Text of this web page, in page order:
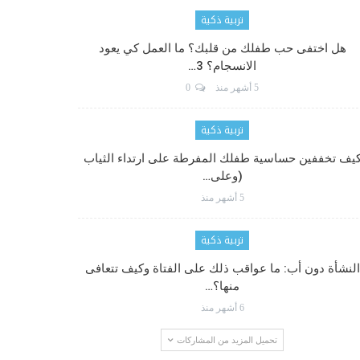
تربية ذكية
هل اختفى حب طفلك من قلبك؟ ما العمل كي يعود
الانسجام؟ 3…
5 أشهر منذ
تربية ذكية
تخففين حساسية طفلك المفرطة على ارتداء الثياب
(وعلى…
5 أشهر منذ
تربية ذكية
النشأة دون أب: ما عواقب ذلك على الفتاة وكيف تتعافى
منها؟…
6 أشهر منذ
تحميل المزيد من المشاركات